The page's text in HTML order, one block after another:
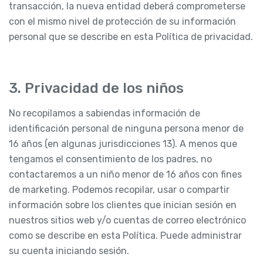
transacción, la nueva entidad deberá comprometerse
con el mismo nivel de protección de su información
personal que se describe en esta Política de privacidad.
3. Privacidad de los niños
No recopilamos a sabiendas información de
identificación personal de ninguna persona menor de
16 años (en algunas jurisdicciones 13). A menos que
tengamos el consentimiento de los padres, no
contactaremos a un niño menor de 16 años con fines
de marketing. Podemos recopilar, usar o compartir
información sobre los clientes que inician sesión en
nuestros sitios web y/o cuentas de correo electrónico
como se describe en esta Política. Puede administrar
su cuenta iniciando sesión.